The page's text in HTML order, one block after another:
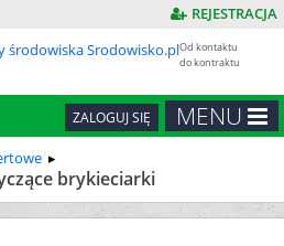
REJESTRACJA
Od kontaktu
do kontraktu
MENU
ZALOGUJ SIĘ
brykieciarki